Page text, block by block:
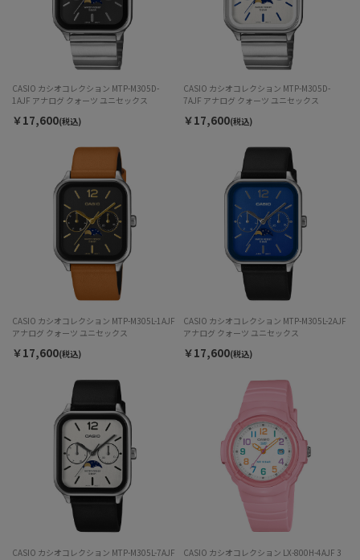
CASIO カシオコレクション MTP-M305D-
1AJF アナログ クォーツ ユニセックス
￥17,600(税込)
CASIO カシオコレクション MTP-M305D-
7AJF アナログ クォーツ ユニセックス
￥17,600(税込)
CASIO カシオコレクション MTP-M305L-1AJF
アナログ クォーツ ユニセックス
￥17,600(税込)
CASIO カシオコレクション MTP-M305L-2AJF
アナログ クォーツ ユニセックス
￥17,600(税込)
CASIO カシオコレクション MTP-M305L-7AJF
CASIO カシオコレクション LX-800H-4AJF 3